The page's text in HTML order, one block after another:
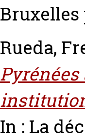
Bruxelles
Rueda,
In : La